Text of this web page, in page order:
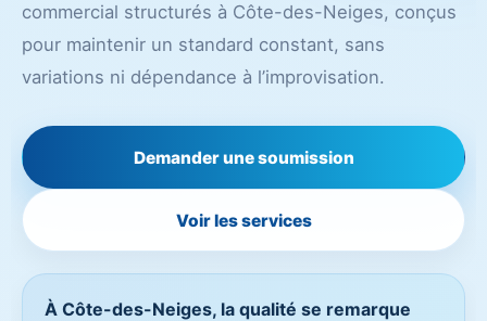
commercial structurés à Côte-des-Neiges, conçus
pour maintenir un standard constant, sans
variations ni dépendance à l’improvisation.
Demander une soumission
Voir les services
À Côte-des-Neiges, la qualité se remarque